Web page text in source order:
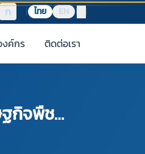
ก ไทย EN
งค์กร ติดต่อเรา
ฐกิจพืช